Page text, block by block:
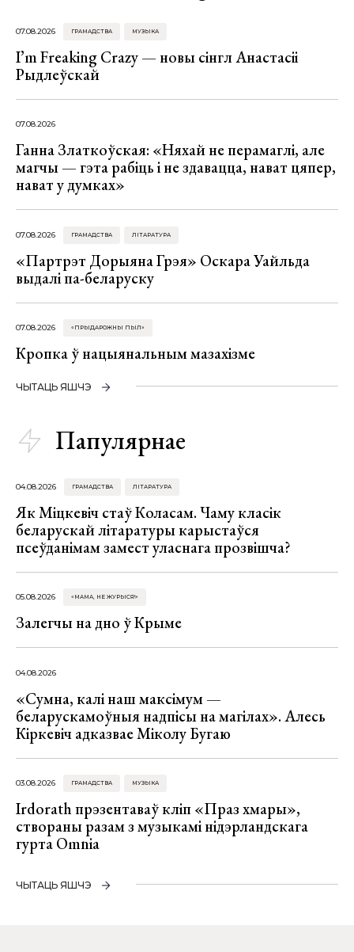
07.08.2026 ГРАМАДСТВА МУЗЫКА
I’m Freaking Crazy — новы сінгл Анастасіі
Рыдлеўскай
07.08.2026
Ганна Златкоўская: «Няхай не перамаглі, але
магчы — гэта рабіць і не здавацца, нават цяпер,
нават у думках»
07.08.2026 ГРАМАДСТВА ЛІТАРАТУРА
«Партрэт Дорыяна Грэя» Оскара Уайльда
выдалі па-беларуску
07.08.2026 «ПРЫДАРОЖНЫ ПЫЛ»
Кропка ў нацыянальным мазахізме
ЧЫТАЦЬ ЯШЧЭ
Папулярнае
04.08.2026 ГРАМАДСТВА ЛІТАРАТУРА
Як Міцкевіч стаў Коласам. Чаму класік
беларускай літаратуры карыстаўся
псеўданімам замест уласнага прозвішча?
05.08.2026 «МАМА, НЕ ЖУРЫСЯ!»
Залегчы на дно ў Крыме
04.08.2026
«Сумна, калі наш максімум —
беларускамоўныя надпісы на магілах». Алесь
Кіркевіч адказвае Міколу Бугаю
03.08.2026 ГРАМАДСТВА МУЗЫКА
Irdorath прэзентаваў кліп «Праз хмары»,
створаны разам з музыкамі нідэрландскага
гурта Omnia
ЧЫТАЦЬ ЯШЧЭ